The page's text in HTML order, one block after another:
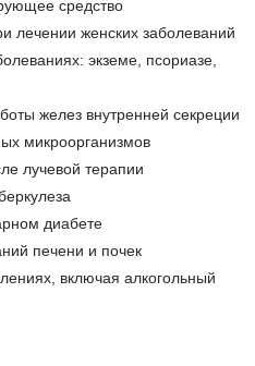
средство
лечении женских заболеваний
экземе, псориазе,
желез внутренней секреции
микроорганизмов
лучевой терапии
диабете
печени и почек
включая алкогольный